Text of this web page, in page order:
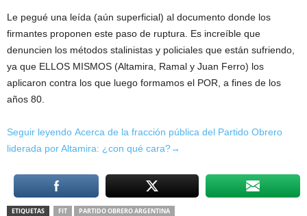
Le pegué una leída (aún superficial) al documento donde los
firmantes proponen este paso de ruptura. Es increíble que
denuncien los métodos stalinistas y policiales que están sufriendo,
ya que ELLOS MISMOS (Altamira, Ramal y Juan Ferro) los
aplicaron contra los que luego formamos el POR, a fines de los
años 80.
Seguir leyendo Acerca de la fracción pública del Partido Obrero
liderada por Altamira: ¿con qué cara?→
ETIQUETAS FIT PARTIDO OBRERO ARGENTINA